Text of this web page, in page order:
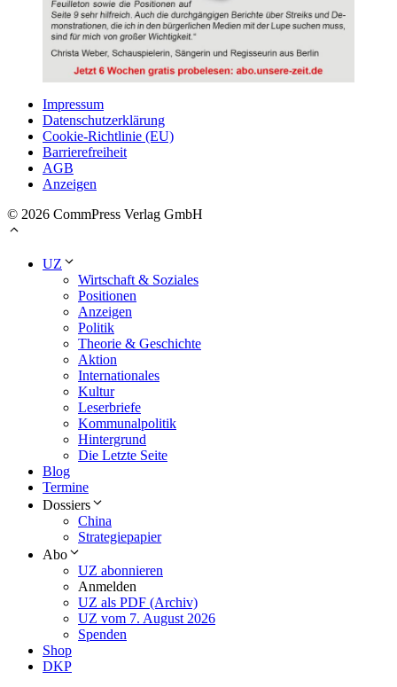
Impressum
Datenschutzerklärung
Cookie-Richtlinie (EU)
Barrierefreiheit
AGB
Anzeigen
© 2026 CommPress Verlag GmbH
UZ
Wirtschaft & Soziales
Positionen
Anzeigen
Politik
Theorie & Geschichte
Aktion
Internationales
Kultur
Leserbriefe
Kommunalpolitik
Hintergrund
Die Letzte Seite
Blog
Termine
Dossiers
China
Strategiepapier
Abo
UZ abonnieren
Anmelden
UZ als PDF (Archiv)
UZ vom 7. August 2026
Spenden
Shop
DKP